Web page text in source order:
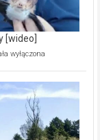
[wideo]
wyłączona